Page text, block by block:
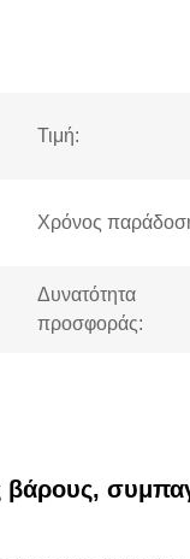
Τιμή:
Χρόνος
Δυνατότητα
προσφοράς: